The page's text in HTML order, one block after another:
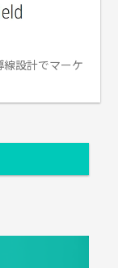
設計でマーケ